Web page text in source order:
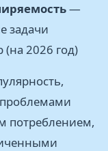
—
задачи
(на 2026 год)
проблемами
потреблением,